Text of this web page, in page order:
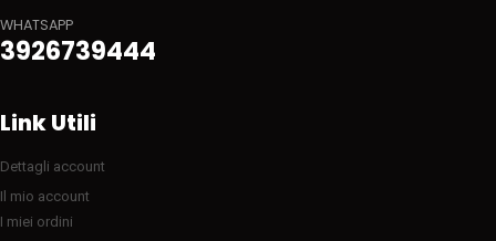
WHATSAPP
3926739444
Link Utili
Dettagli account
Il mio account
I miei ordini